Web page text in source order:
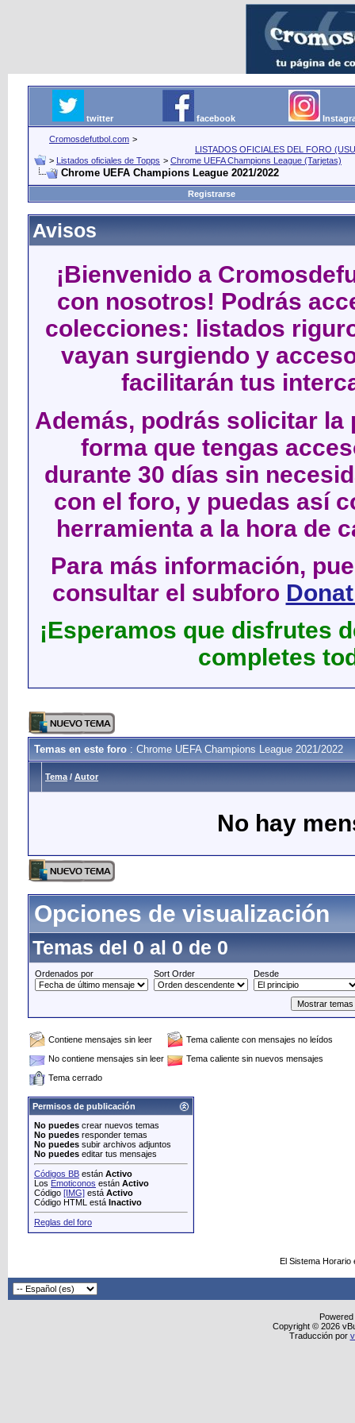
twitter facebook
Cromosdefutbol.com >
LISTADOS OFICIALES DEL FORO
> Listados oficiales de Topps > Chrome UEFA Champions League (Tarjetas)
Chrome UEFA Champions League 2021/2022
Registrarse
Avisos
¡Bienvenido a
con nosotros! Podrás
colecciones: listados
vayan surgiendo y
facilitarán tus
Además, podrás solicitar
forma que tengas
durante 30 días sin
con el foro, y puedas así
herramienta a la hora de
Para más información,
consultar el subforo
¡Esperamos que disfrutes
completes
Temas en este foro : Chrome UEFA Champions League 2021/2022
Tema / Autor
No hay
Opciones de visualización
Temas del 0 al 0 de 0
Ordenados por Sort Order Desde
Contiene mensajes sin leer
Tema caliente con mensajes no leídos
No contiene mensajes sin leer
Tema caliente sin nuevos mensajes
Tema cerrado
Permisos de publicación
No puedes crear nuevos temas
No puedes responder temas
No puedes subir archivos adjuntos
No puedes editar tus mensajes
Códigos BB están Activo
Los Emoticonos están Activo
Código [IMG] está Activo
Código HTML está Inactivo
Reglas del foro
El Sistema
Copyright © 2026
Traducción por